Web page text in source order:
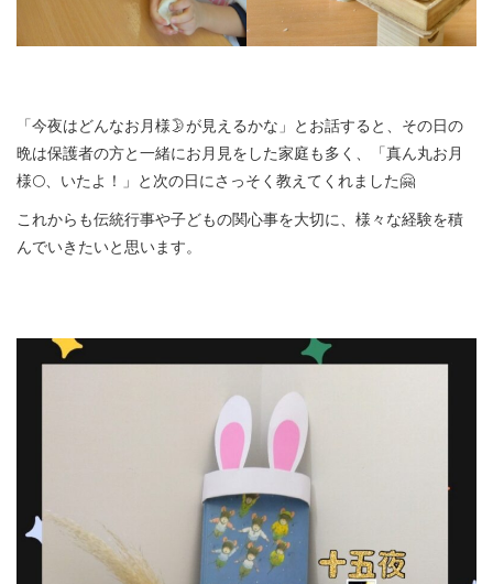
「今夜はどんなお月様🌛が見えるかな」とお話すると、その日の
晩は保護者の方と一緒にお月見をした家庭も多く、「真ん丸お月
様🌕、いたよ！」と次の日にさっそく教えてくれました🤗
これからも伝統行事や子どもの関心事を大切に、様々な経験を積
んでいきたいと思います。